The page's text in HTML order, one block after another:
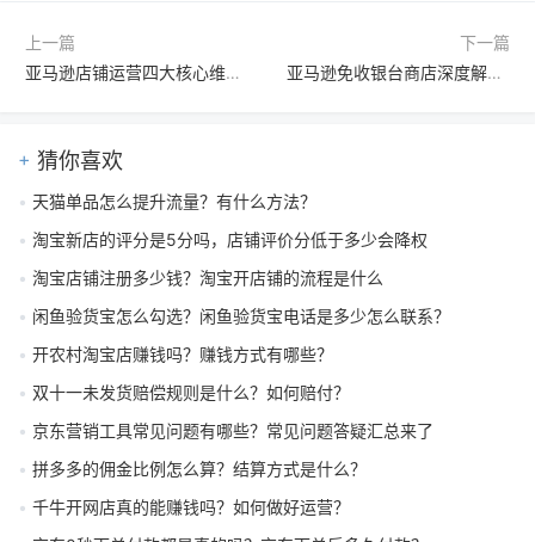
上一篇
亚马逊店铺运营四大核心维度详解：从选品到售后打造爆款闭环
下一篇
亚马逊免收银台商店深度解析：无人零售背后的技术、战略与未来挑战
猜你喜欢
天猫单品怎么提升流量？有什么方法？
淘宝新店的评分是5分吗，店铺评价分低于多少会降权
淘宝店铺注册多少钱？淘宝开店铺的流程是什么
闲鱼验货宝怎么勾选？闲鱼验货宝电话是多少怎么联系？
开农村淘宝店赚钱吗？赚钱方式有哪些？
双十一未发货赔偿规则是什么？如何赔付？
京东营销工具常见问题有哪些？常见问题答疑汇总来了
拼多多的佣金比例怎么算？结算方式是什么？
千牛开网店真的能赚钱吗？如何做好运营？